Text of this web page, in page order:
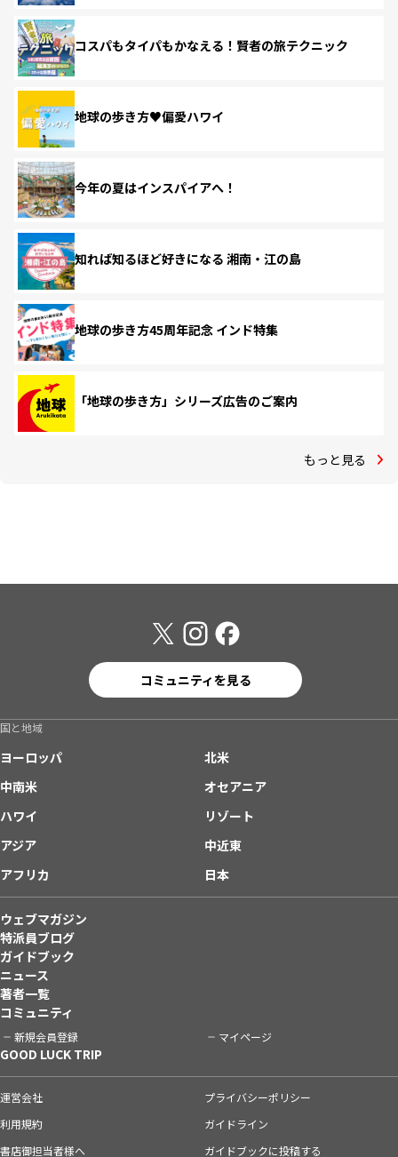
コスパもタイパもかなえる！賢者の旅テクニック
地球の歩き方♥偏愛ハワイ
今年の夏はインスパイアへ！
知れば知るほど好きになる 湘南・江の島
地球の歩き方45周年記念 インド特集
「地球の歩き方」シリーズ広告のご案内
もっと見る
コミュニティを見る
国と地域
ヨーロッパ
北米
中南米
オセアニア
ハワイ
リゾート
アジア
中近東
アフリカ
日本
ウェブマガジン
特派員ブログ
ガイドブック
ニュース
著者一覧
コミュニティ
新規会員登録 マイページ
GOOD LUCK TRIP
運営会社
プライバシーポリシー
利用規約
ガイドライン
書店御担当者様へ
ガイドブックに投稿する